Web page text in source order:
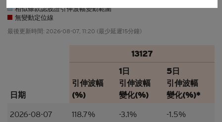
擁有人絕不承擔責任。本香港網站所載的任何資料嚴
的地區複製、分發、傳送、披露或發佈給當地人士，
到美國或直接或間接在美國或向任何美籍人士（定義
見1933年美國《證券法》S規例）傳閱。為遵守適用
的法律及法規，本香港網站的內容僅為香港居民而
設， 閣下不應在香港境外登入、瀏覽本香港網站及/
或下載當中任何內容。
並非邀約/意見/建議
相似條款認股證引伸波幅變動範圍
無變動定位線
最後更新時間: 2026-08-07, 11:20 (最少延遲15分鐘)
13127
日期
引伸波幅
(%)
1日
引伸波幅
變化(%)
5日
引伸波幅
變化(%)*
2026-08-07 118.7% -3.1% -1.5%